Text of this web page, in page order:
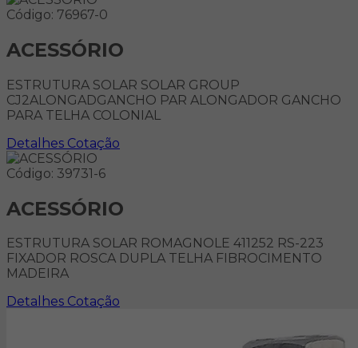
Código: 76967-0
ACESSÓRIO
ESTRUTURA SOLAR SOLAR GROUP
CJ2ALONGADGANCHO PAR ALONGADOR GANCHO
PARA TELHA COLONIAL
Detalhes Cotação
Código: 39731-6
ACESSÓRIO
ESTRUTURA SOLAR ROMAGNOLE 411252 RS-223
FIXADOR ROSCA DUPLA TELHA FIBROCIMENTO
MADEIRA
Detalhes Cotação